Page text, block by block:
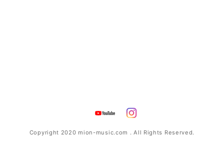
Copyright 2020 mion-music.com . All Rights Reserved.